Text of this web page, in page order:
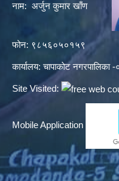
नाम: अर्जुन कुमार खाँण
फोन: ९८५६०५०१५९
कार्यालय: चापाकोट नगरपालिका
Site Visited:
Mobile Application